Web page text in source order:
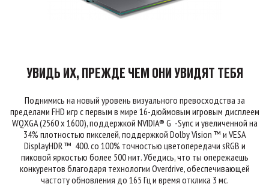
УВИДЬ ИХ, ПРЕЖДЕ ЧЕМ ОНИ УВИДЯТ ТЕБЯ
Поднимись на новый уровень визуального превосходства за
пределами FHD игр с первым в мире 16-дюймовым игровым дисплеем
WQXGA (2560 x 1600), поддержкой NVIDIA® G -Sync и увеличенной на
34% плотностью пикселей, поддержкой Dolby Vision ™ и VESA
DisplayHDR ™ 400. со 100% точностью цветопередачи sRGB и
пиковой яркостью более 500 нит. Убедись, что ты опережаешь
конкурентов благодаря технологии Overdrive, обеспечивающей
частоту обновления до 165 Гц и время отклика 3 мс.